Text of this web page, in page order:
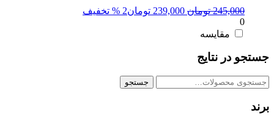
245,000 تومان قیمت
239,000 تومان2 % تخفیف
0
مقایسه
جستجو در نتایج
جستجو
جستجو
برند